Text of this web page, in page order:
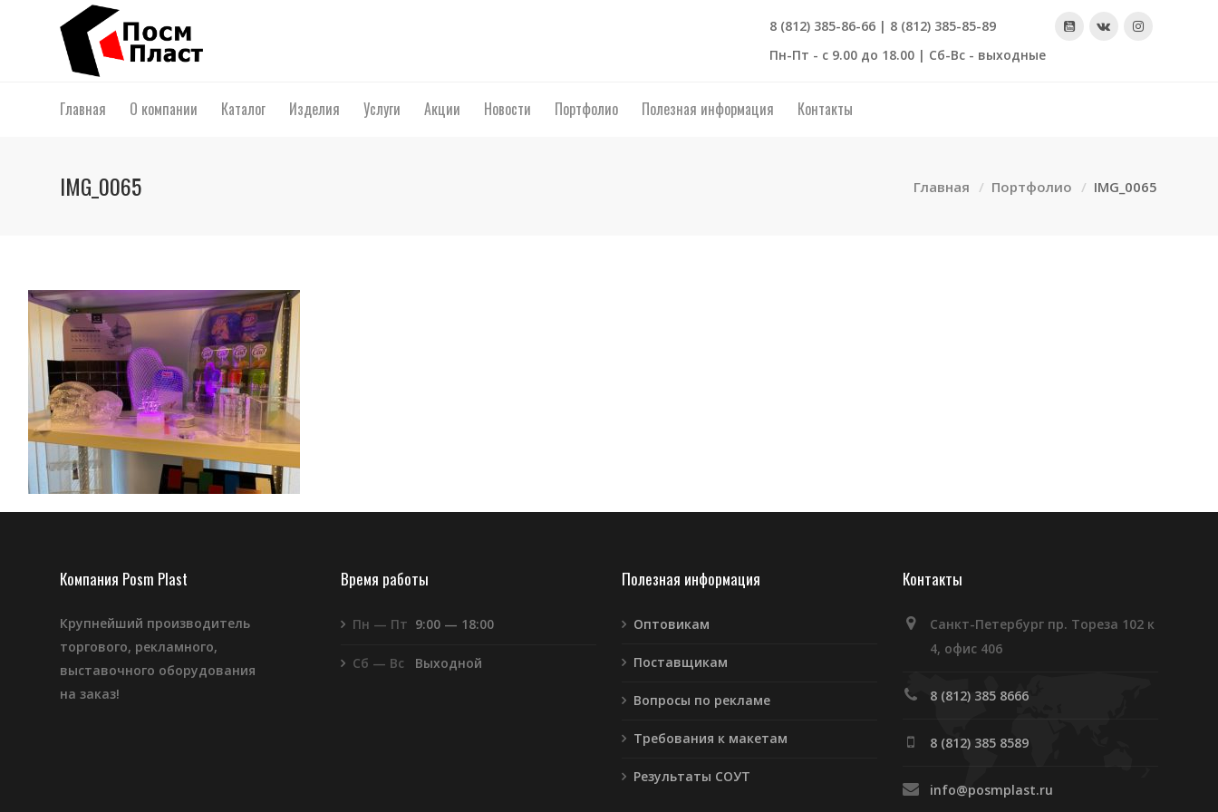
8 (812) 385-86-66 | 8 (812) 385-85-89
Пн-Пт - с 9.00 до 18.00 | Сб-Вс - выходные
Главная О компании Каталог Изделия Услуги Акции Новости Портфолио Полезная информация Контакты
IMG_0065 Главная Портфолио IMG_0065
Компания Posm Plast
Крупнейший производитель
торгового, рекламного,
выставочного оборудования
на заказ!
Время работы
Пн — Пт 9:00 — 18:00
Сб — Вс Выходной
Полезная информация
Оптовикам
Поставщикам
Вопросы по рекламе
Требования к макетам
Результаты СОУТ
Контакты
Санкт-Петербург пр. Тореза 102 к
4, офис 406
8 (812) 385 8666
8 (812) 385 8589
info@posmplast.ru